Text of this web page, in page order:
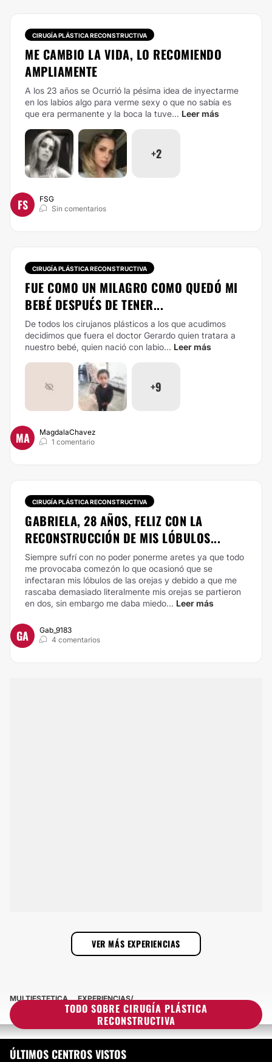
CIRUGÍA PLÁSTICA RECONSTRUCTIVA
ME CAMBIO LA VIDA, LO RECOMIENDO
AMPLIAMENTE
A los 23 años se Ocurrió la pésima idea de inyectarme
en los labios algo para verme sexy o que no sabía es
que era permanente y la boca la tuve... Leer más
+2
FS
FSG
Sin comentarios
CIRUGÍA PLÁSTICA RECONSTRUCTIVA
FUE COMO UN MILAGRO COMO QUEDÓ MI
BEBÉ DESPUÉS DE TENER...
De todos los cirujanos plásticos a los que acudimos
decidimos que fuera el doctor Gerardo quien tratara a
nuestro bebé, quien nació con labio... Leer más
+9
MA
MagdalaChavez
1 comentario
CIRUGÍA PLÁSTICA RECONSTRUCTIVA
GABRIELA, 28 AÑOS, FELIZ CON LA
RECONSTRUCCIÓN DE MIS LÓBULOS...
Siempre sufrí con no poder ponerme aretes ya que todo
me provocaba comezón lo que ocasionó que se
infectaran mis lóbulos de las orejas y debido a que me
rascaba demasiado literalmente mis orejas se partieron
en dos, sin embargo me daba miedo... Leer más
GA
Gab_9183
4 comentarios
VER MÁS EXPERIENCIAS
TODO SOBRE CIRUGÍA PLÁSTICA
RECONSTRUCTIVA
MULTIESTETICA
EXPERIENCIAS
EXPERIENCIAS SOBRE CIRUGÍA PLÁSTICA RECONSTRUCTIVA
ÚLTIMOS CENTROS VISTOS